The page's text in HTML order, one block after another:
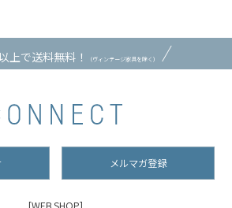
上で送料無料！ （ヴィンテージ家具を除く）
メルマガ登録